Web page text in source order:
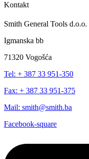
Kontakt
Smith General Tools d.o.o.
Igmanska bb
71320 Vogošća
Tel: + 387 33 951-350
Fax: + 387 33 951-375
Mail: smith@smith.ba
Facebook-square